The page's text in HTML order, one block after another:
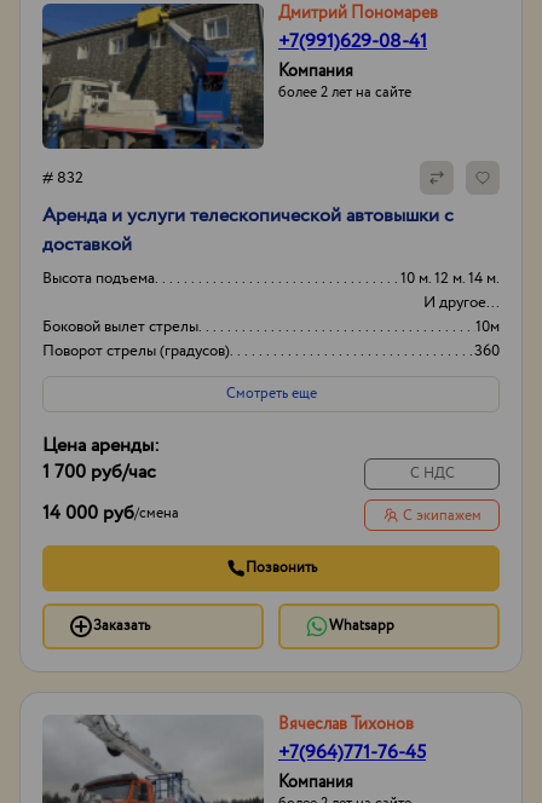
Дмитрий Пономарев
+7(991)629-08-41
Компания
более 2 лет на сайте
# 832
Аренда и услуги телескопической автовышки с
доставкой
Высота подъема
10 м. 12 м. 14 м.
И другое...
Боковой вылет стрелы
10м
Поворот стрелы (градусов)
360
Грузоподьемность корзины:
200кг
Смотреть еще
Цена аренды:
1 700 руб/час
14 000 руб/смена
С НДС
С экипажем
Позвонить
Заказать Whatsapp
Вячеслав Тихонов
+7(964)771-76-45
Компания